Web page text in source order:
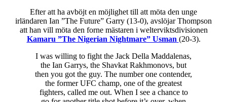
Efter att ha avböjt en möjlighet till att möta den unge
irländaren Ian ”The Future” Garry (13-0), avslöjar Thompson
att han vill möta den forne mästaren i welterviktsdivisionen
Kamaru ”The Nigerian Nightmare” Usman (20-3).
I was willing to fight the Jack Della Maddalenas,
the Ian Garrys, the Shavkat Rakhmonovs, but
then you got the guy. The number one contender,
the former UFC champ, one of the greatest
fighters, called me out. When I see a chance to